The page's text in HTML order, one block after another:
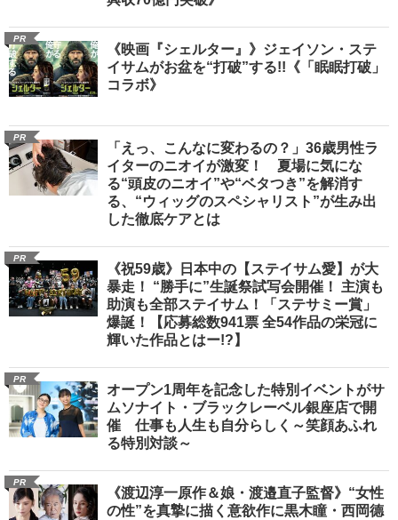
PR
《映画『シェルター』》ジェイソン・ステ
イサムがお盆を“打破”する!!《「眠眠打破」
コラボ》
PR
「えっ、こんなに変わるの？」36歳男性ラ
イターのニオイが激変！ 夏場に気にな
る“頭皮のニオイ”や“ベタつき”を解消す
る、“ウィッグのスペシャリスト”が生み出
した徹底ケアとは
PR
《祝59歳》日本中の【ステイサム愛】が大
暴走！ “勝手に”生誕祭試写会開催！ 主演も
助演も全部ステイサム！「ステサミー賞」
爆誕！【応募総数941票 全54作品の栄冠に
輝いた作品とはー!?】
PR
オープン1周年を記念した特別イベントがサ
ムソナイト・ブラックレーベル銀座店で開
催 仕事も人生も自分らしく～笑顔あふれ
る特別対談～
PR
《渡辺淳一原作＆娘・渡邉直子監督》“女性
の性”を真摯に描く意欲作に黒木瞳・西岡德